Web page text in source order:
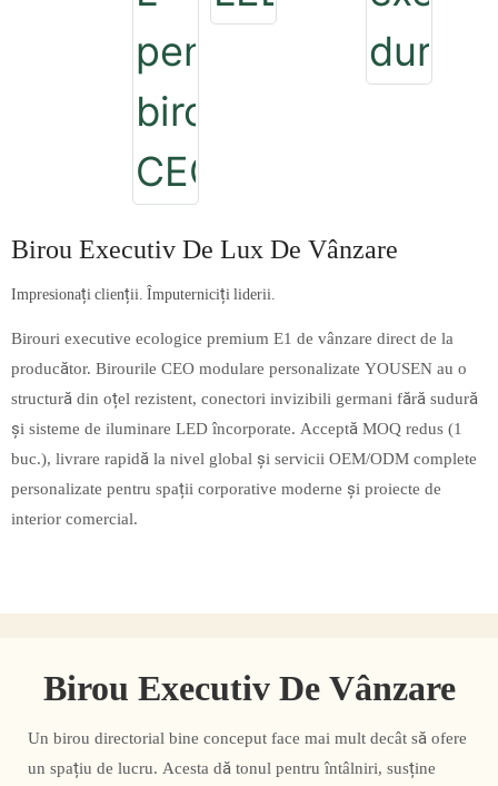
Birou Executiv De Lux De Vânzare
Impresionați clienții. Împuterniciți liderii.
Birouri executive ecologice premium E1 de vânzare direct de la
producător. Birourile CEO modulare personalizate YOUSEN au o
structură din oțel rezistent, conectori invizibili germani fără sudură
și sisteme de iluminare LED încorporate. Acceptă MOQ redus (1
buc.), livrare rapidă la nivel global și servicii OEM/ODM complete
personalizate pentru spații corporative moderne și proiecte de
interior comercial.
Birou Executiv De Vânzare
Un birou directorial bine conceput face mai mult decât să ofere
un spațiu de lucru. Acesta dă tonul pentru întâlniri, susține